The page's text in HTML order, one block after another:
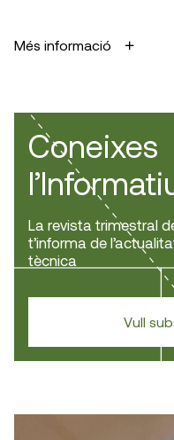
Més informació
Coneixes
La revista trimestral
t’informa de
tècnica
Vull